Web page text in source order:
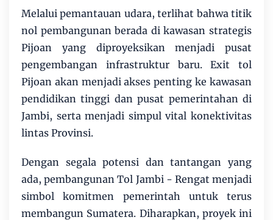
Melalui pemantauan udara, terlihat bahwa titik
nol pembangunan berada di kawasan strategis
Pijoan yang diproyeksikan menjadi pusat
pengembangan infrastruktur baru. Exit tol
Pijoan akan menjadi akses penting ke kawasan
pendidikan tinggi dan pusat pemerintahan di
Jambi, serta menjadi simpul vital konektivitas
lintas Provinsi.
Dengan segala potensi dan tantangan yang
ada, pembangunan Tol Jambi - Rengat menjadi
simbol komitmen pemerintah untuk terus
membangun Sumatera. Diharapkan, proyek ini